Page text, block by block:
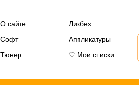
О сайте
Ликбез
Софт
Аппликатуры
Тюнер
♡ Мои списки